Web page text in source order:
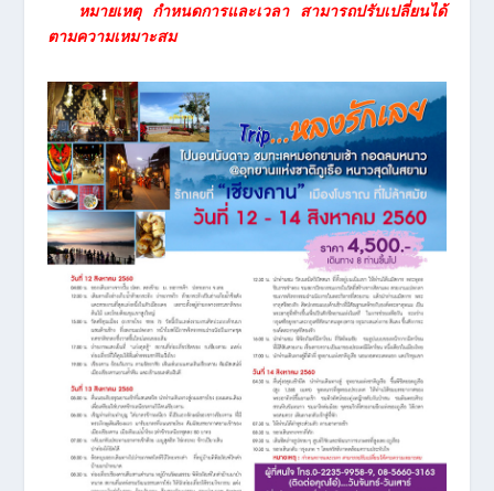
หมายเหตุ กำหนดการและเวลา สามารถปรับเปลี่ยนได้
ตามความเหมาะสม